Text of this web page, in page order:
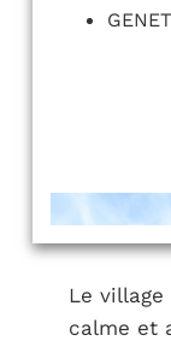
Le
calme et